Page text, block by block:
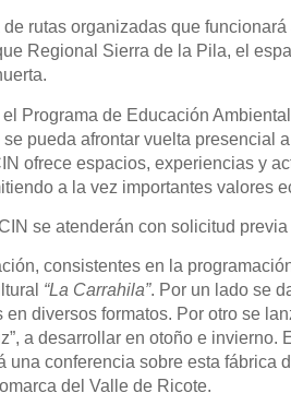
rutas organizadas que
Regional Sierra de la Pila, el
Programa de Educación
pueda afrontar vuelta presencial
ofrece espacios, experiencias y
a la vez importantes valores
se atenderán con solicitud previa
consistentes en la
“La Carrahila”. Por un lado se
diversos formatos. Por otro se
a desarrollar en otoño e invierno.
una conferencia sobre esta fábrica
del Valle de Ricote.